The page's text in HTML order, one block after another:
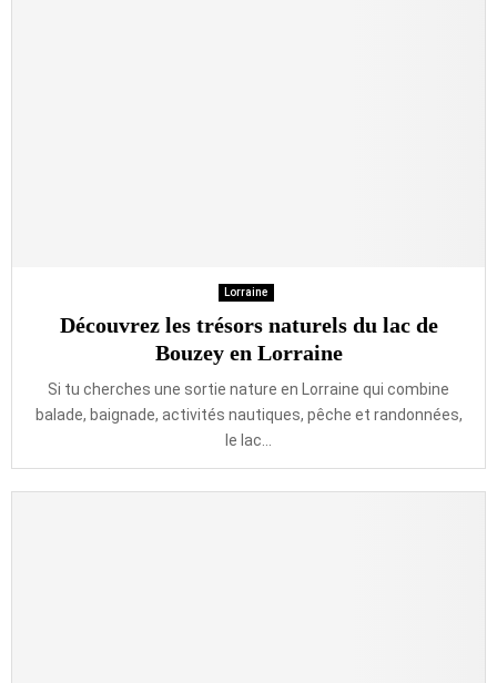
Lorraine
Découvrez les trésors naturels du lac de
Bouzey en Lorraine
Si tu cherches une sortie nature en Lorraine qui combine
balade, baignade, activités nautiques, pêche et randonnées,
le lac...